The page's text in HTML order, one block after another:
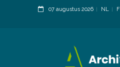
07 augustus 2026 NL